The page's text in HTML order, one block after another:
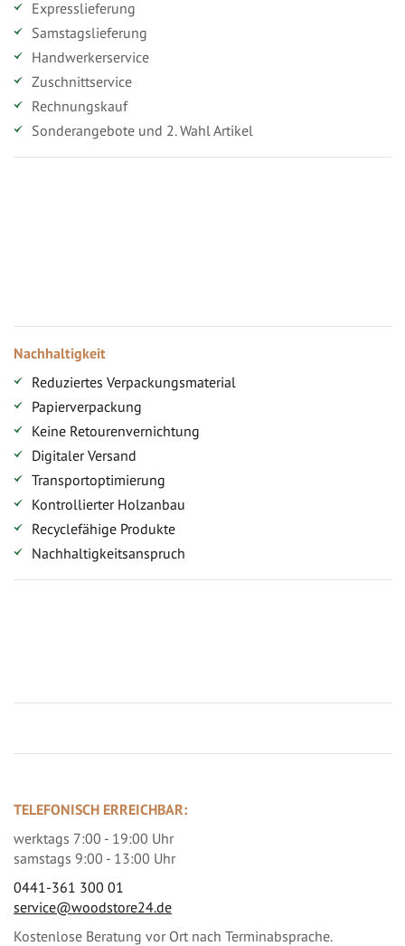
Expresslieferung
Samstagslieferung
Handwerkerservice
Zuschnittservice
Rechnungskauf
Sonderangebote und 2. Wahl Artikel
Nachhaltigkeit
Reduziertes Verpackungsmaterial
Papierverpackung
Keine Retourenvernichtung
Digitaler Versand
Transportoptimierung
Kontrollierter Holzanbau
Recyclefähige Produkte
Nachhaltigkeitsanspruch
TELEFONISCH ERREICHBAR:
werktags 7:00 - 19:00 Uhr
samstags 9:00 - 13:00 Uhr
0441-361 300 01
service@woodstore24.de
Kostenlose Beratung vor Ort nach Terminabsprache.